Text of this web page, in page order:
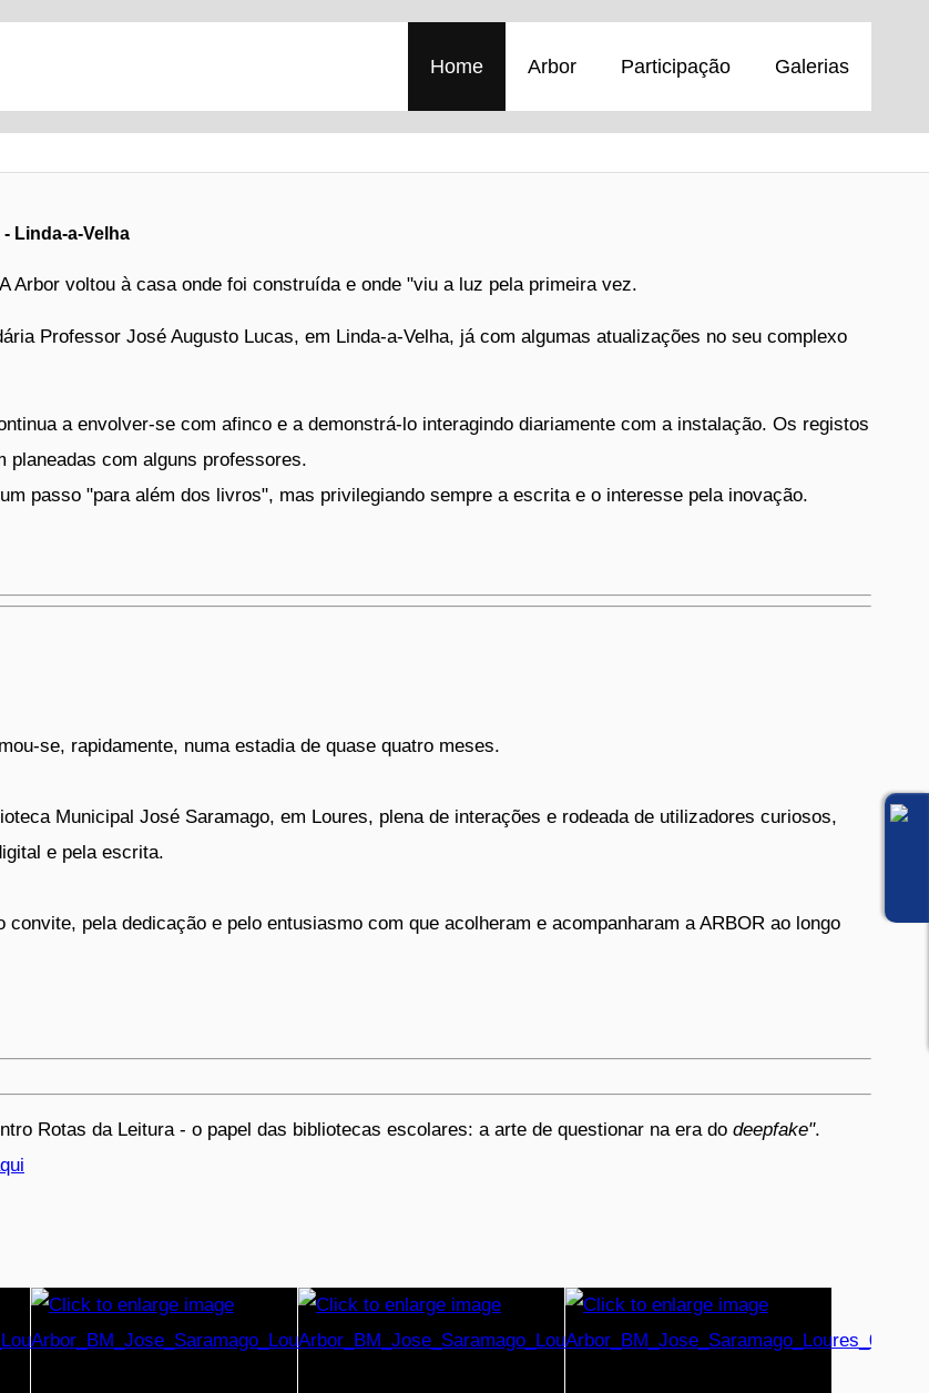
Home Arbor Participação Galerias
Linda-a-Velha
Arbor voltou à casa onde foi construída e onde "viu a luz pela primeira vez.
Professor José Augusto Lucas, em Linda-a-Velha, já com algumas atualizações no seu complexo
a envolver-se com afinco e a demonstrá-lo interagindo diariamente com a instalação. Os registos
planeadas com alguns professores.
passo "para além dos livros", mas privilegiando sempre a escrita e o interesse pela inovação.
se, rapidamente, numa estadia de quase quatro meses.
Municipal José Saramago, em Loures, plena de interações e rodeada de utilizadores curiosos,
e pela escrita.
pela dedicação e pelo entusiasmo com que acolheram e acompanharam a ARBOR ao longo
Rotas da Leitura - o papel das bibliotecas escolares: a arte de questionar na era do deepfake".